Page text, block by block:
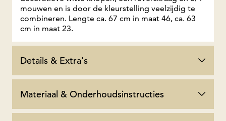
mouwen en is door de kleurstelling veelzijdig te
combineren. Lengte ca. 67 cm in maat 46, ca. 63
cm in maat 23.
Details & Extra's
Materiaal & Onderhoudsinstructies